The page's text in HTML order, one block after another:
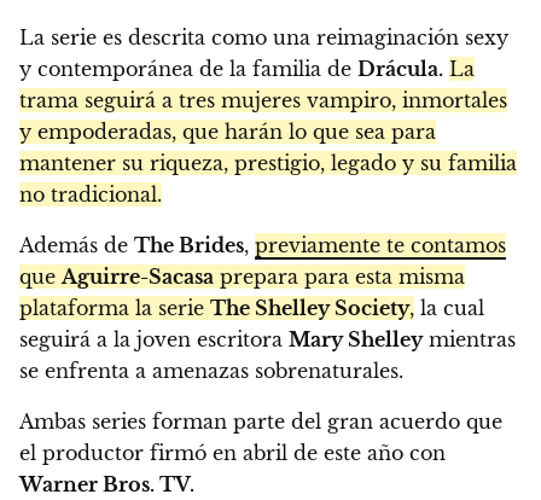
La serie es descrita como una reimaginación sexy
y contemporánea de la familia de Drácula. La
trama seguirá a tres mujeres vampiro, inmortales
y empoderadas, que harán lo que sea para
mantener su riqueza, prestigio, legado y su familia
no tradicional.
Además de The Brides, previamente te contamos
que Aguirre-Sacasa prepara para esta misma
plataforma la serie The Shelley Society, la cual
seguirá a la joven escritora Mary Shelleymientras
se enfrenta a amenazas sobrenaturales.
Ambas series forman parte del gran acuerdo que
el productor firmó en abril de este año con
Warner Bros. TV.